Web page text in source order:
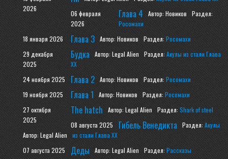
2026
06 февраля
2026
Глава 4 Автор: Новиков Раздел:
Росомахи
18 января 2026
Глава 3 Автор: Новиков Раздел:Росомахи
29 декабря
2025
Будка Автор: Legal Alien Раздел:Акулы из стали Глава
XX
24 ноября 2025
Глава 2 Автор: Новиков Раздел:Росомахи
19 ноября 2025
Глава 1 Автор: Новиков Раздел: Росомахи
27 октября
2025
The hatch Автор: Legal Alien Раздел: Shark of steel
08 августа 2025
Гибель Венедикта
Автор: Legal Alien
Раздел: Акулы
из стали Глава XX
07 августа 2025
Деды Автор: Legal Alien Раздел:Рассказы